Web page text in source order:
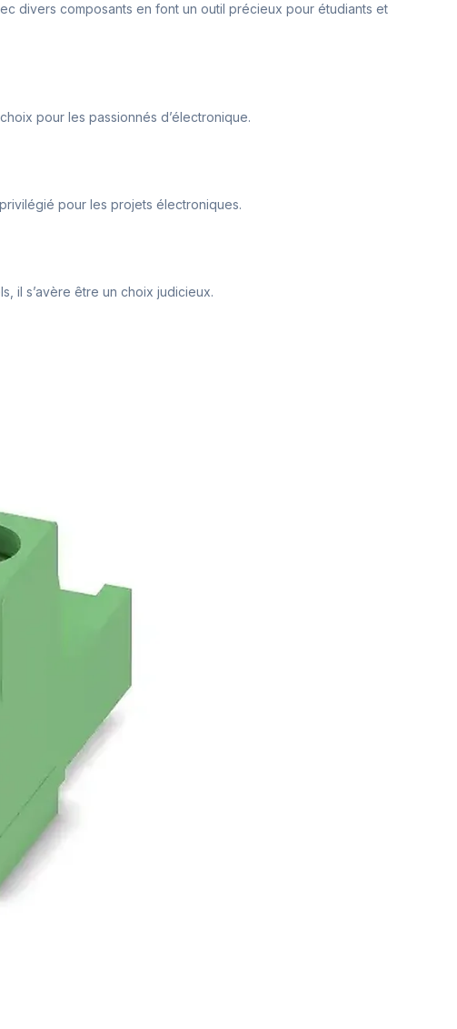
divers composants en font un outil précieux pour étudiants et
pour les passionnés d’électronique.
pour les projets électroniques.
il s’avère être un choix judicieux.